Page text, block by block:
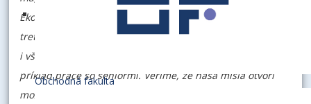
Obchodná fakulta
Ekonomickej univerzity v Bratislave, nakoľko Univerzitu
tretieho veku pri tejto univerzite vnímam nielen ja,
i všetky členské univerzity AIUTA ako dobrý profesionálny
príklad práce so seniormi. Veríme, že naša misia otvorí
možnosti vzniku rovnakých kvalitných Univerzít tretieho